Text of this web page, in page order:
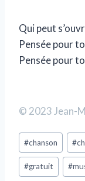
Qui peut
Pensée pour
Pensée pour
© 2023 Jean-
#chanson #
#gratuit #